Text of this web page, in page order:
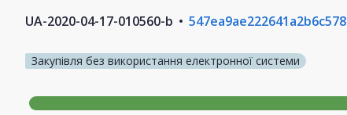
UA-2020-04-17-010560-b
Закупівля без використання електронної системи